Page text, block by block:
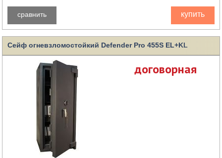
купить
сравнить
Сейф огневзломостойкий Defender Pro 455S EL+KL
договорная